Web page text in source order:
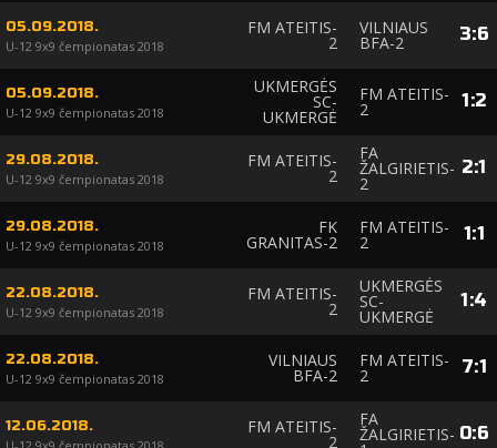
05.09.2018.
U-12 9x9 čempionatas 2018
FM ATEITIS-
2
VILNIAUS
BFA-2 3:6
05.09.2018.
U-12 9x9 čempionatas 2018
UKMERGĖS
SC-
UKMERGĖ
FM ATEITIS-
2 1:2
29.08.2018.
U-12 9x9 čempionatas 2018
FM ATEITIS-
2
FA
ŽALGIRIETIS-
2
2:1
29.08.2018.
U-12 9x9 čempionatas 2018
FK
GRANITAS-2
FM ATEITIS-
2 1:1
22.08.2018.
U-12 9x9 čempionatas 2018
FM ATEITIS-
2
UKMERGĖS
SC-
UKMERGĖ
1:4
22.08.2018.
U-12 9x9 čempionatas 2018
VILNIAUS
BFA-2
FM ATEITIS-
2 7:1
12.06.2018. FM ATEITIS-
2
FA
ŽALGIRIETIS- 0:6